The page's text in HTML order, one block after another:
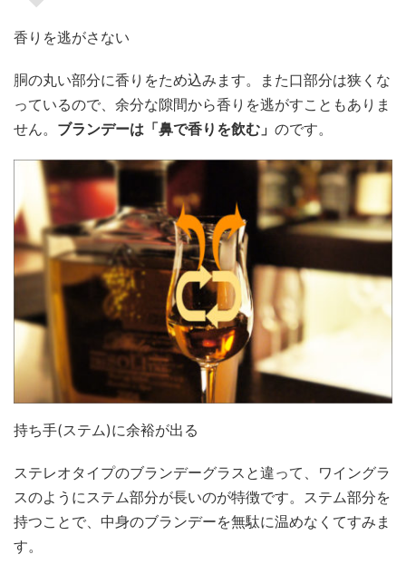
香りを逃がさない
胴の丸い部分に香りをため込みます。また口部分は狭くな
っているので、余分な隙間から香りを逃がすこともありま
せん。 ブランデーは「鼻で香りを飲む」 のです。
持ち手(ステム)に余裕が出る
ステレオタイプのブランデーグラスと違って、ワイングラ
スのようにステム部分が長いのが特徴です。ステム部分を
持つことで、中身のブランデーを無駄に温めなくてすみま
す。